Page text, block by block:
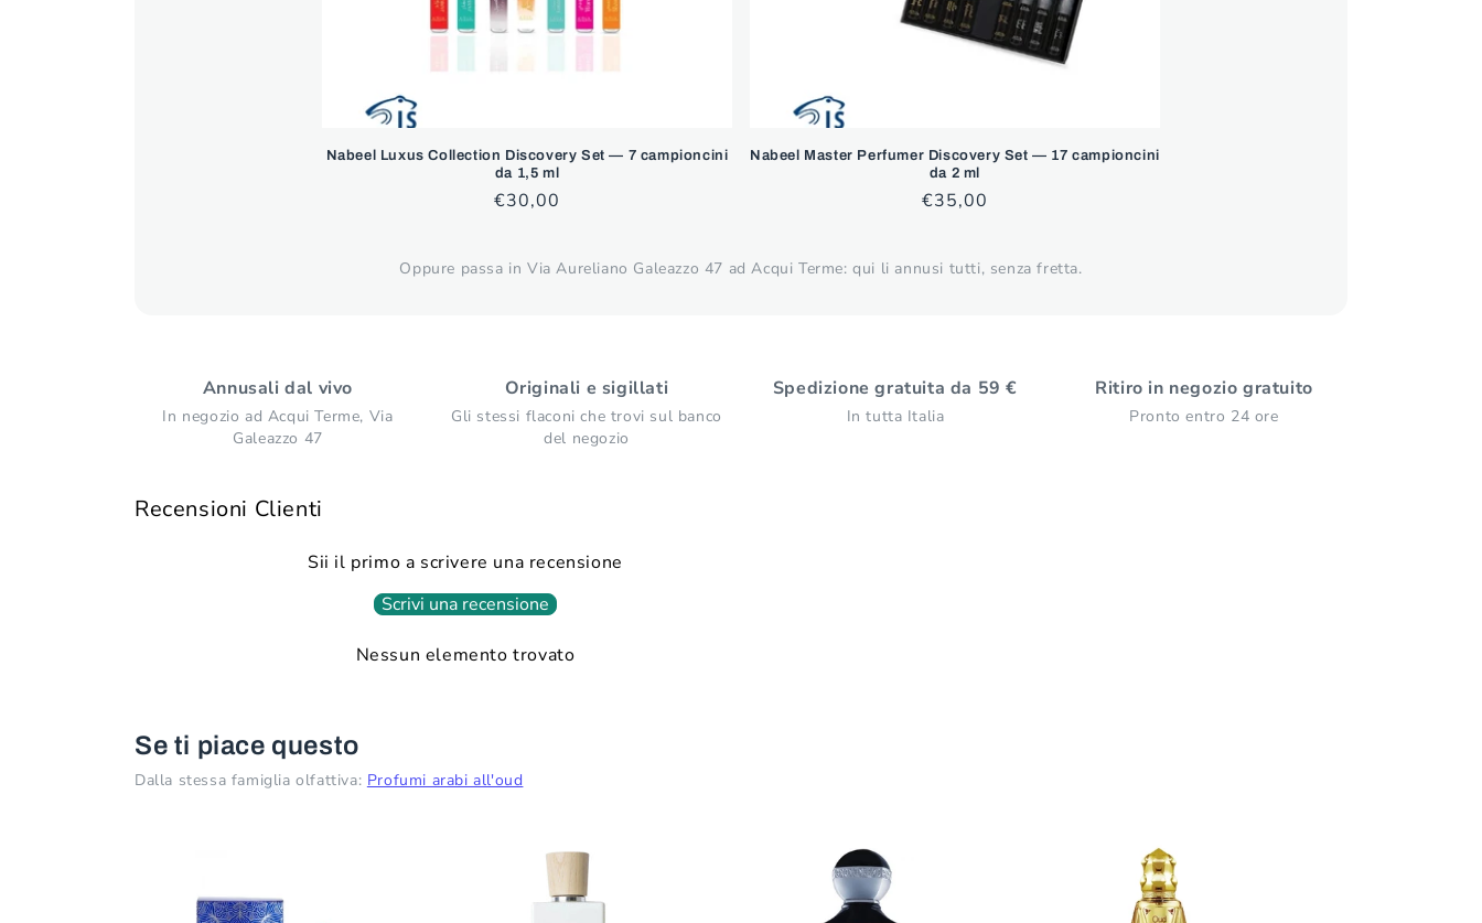
Nabeel Luxus Collection Discovery Set — 7 campioncini
da 1,5 ml
Prezzo
€30,00
Nabeel Master Perfumer Discovery Set — 17 campioncini
da 2 ml
Prezzo
€35,00
Oppure passa in Via Aureliano Galeazzo 47 ad Acqui Terme: qui li annusi tutti, senza fretta.
Annusali dal vivo
In negozio ad Acqui Terme, Via
Galeazzo 47
Originali e sigillati
Gli stessi flaconi che trovi sul banco
del negozio
Spedizione gratuita da 59 €
In tutta Italia
Ritiro in negozio gratuito
Pronto entro 24 ore
Recensioni Clienti
Sii il primo a scrivere una recensione
Scrivi una recensione
Nessun elemento trovato
Se ti piace questo
Dalla stessa famiglia olfattiva: Profumi arabi all'oud